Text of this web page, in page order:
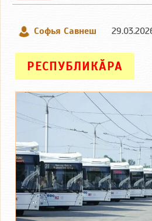
Софья Савнеш
РЕСПУБЛИКӐРА